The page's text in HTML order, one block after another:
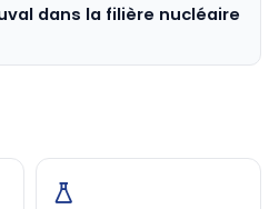
dans la filière nucléaire